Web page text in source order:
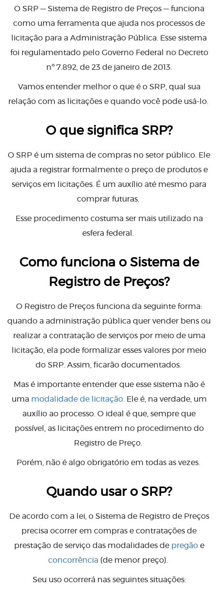
O SRP — Sistema de Registro de Preços — funciona
como uma ferramenta que ajuda nos processos de
licitação para a Administração Pública. Esse sistema
foi regulamentado pelo Governo Federal no Decreto
nº 7.892, de 23 de janeiro de 2013.
Vamos entender melhor o que é o SRP, qual sua
relação com as licitações e quando você pode usá-lo.
O que significa SRP?
O SRP é um sistema de compras no setor público. Ele
ajuda a registrar formalmente o preço de produtos e
serviços em licitações. É um auxílio até mesmo para
comprar futuras.
Esse procedimento costuma ser mais utilizado na
esfera federal.
Como funciona o Sistema de
Registro de Preços?
O Registro de Preços funciona da seguinte forma:
quando a administração pública quer vender bens ou
realizar a contratação de serviços por meio de uma
licitação, ela pode formalizar esses valores por meio
do SRP. Assim, ficarão documentados.
Mas é importante entender que esse sistema não é
uma modalidade de licitação. Ele é, na verdade, um
auxílio ao processo. O ideal é que, sempre que
possível, as licitações entrem no procedimento do
Registro de Preço.
Porém, não é algo obrigatório em todas as vezes.
Quando usar o SRP?
De acordo com a lei, o Sistema de Registro de Preços
precisa ocorrer em compras e contratações de
prestação de serviço das modalidades de pregãoe
concorrência (de menor preço).
Seu uso ocorrerá nas seguintes situações: